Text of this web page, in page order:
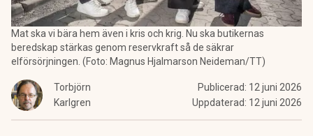
Mat ska vi bära hem även i kris och krig. Nu ska butikernas
beredskap stärkas genom reservkraft så de säkrar
elförsörjningen. (Foto: Magnus Hjalmarson Neideman/TT)
Torbjörn
Karlgren
Publicerad: 12 juni 2026
Uppdaterad: 12 juni 2026